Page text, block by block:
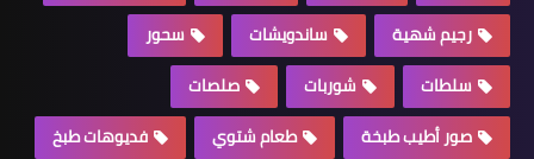
رجيم شهية
ساندويشات
سحور
سلطات
شوربات
صلصات
صور أطيب طبخة
طعام شتوي فديوهات طبخ